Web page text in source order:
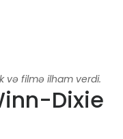
və filmə ilham verdi.
Dixie